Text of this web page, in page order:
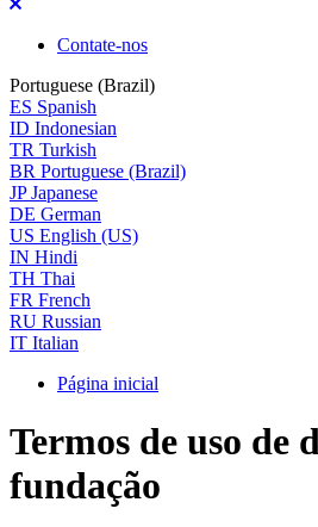
Contate-nos
Portuguese (Brazil)
ES Spanish
ID Indonesian
TR Turkish
BR Portuguese (Brazil)
JP Japanese
DE German
US English (US)
IN Hindi
TH Thai
FR French
RU Russian
IT Italian
Página inicial
Termos de uso de
fundação